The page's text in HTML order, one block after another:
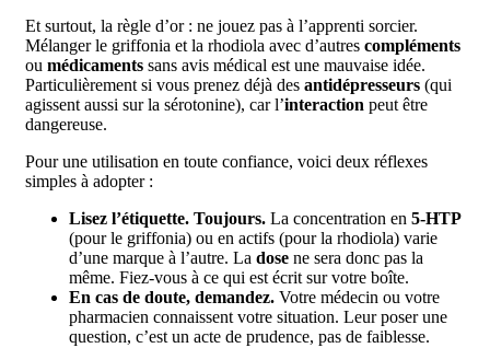
Et surtout, la règle d’or : ne jouez pas à l’apprenti sorcier.
Mélanger le griffonia et la rhodiola avec d’autres compléments
ou médicaments sans avis médical est une mauvaise idée.
Particulièrement si vous prenez déjà des antidépresseurs (qui
agissent aussi sur la sérotonine), car l’interaction peut être
dangereuse.
Pour une utilisation en toute confiance, voici deux réflexes
simples à adopter :
Lisez l’étiquette. Toujours. La concentration en 5-HTP
(pour le griffonia) ou en actifs (pour la rhodiola) varie
d’une marque à l’autre. La dose ne sera donc pas la
même. Fiez-vous à ce qui est écrit sur votre boîte.
En cas de doute, demandez. Votre médecin ou votre
pharmacien connaissent votre situation. Leur poser une
question, c’est un acte de prudence, pas de faiblesse.